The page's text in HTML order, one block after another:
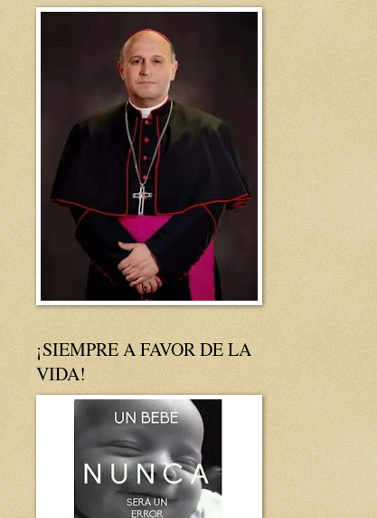
¡SIEMPRE A FAVOR DE LA
VIDA!